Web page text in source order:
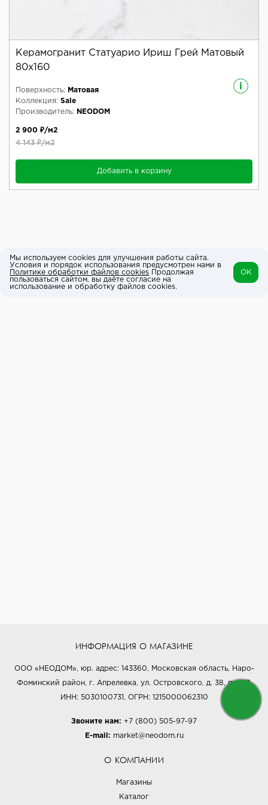
Керамогранит Статуарио Ириш Грей Матовый
80x160
i
Поверхность:
Матовая
Коллекция: Sale
Производитель:
NEODOM
2 900 ₽/м2
4 143 ₽/м2
Добавить в корзину
ИНФОРМАЦИЯ О МАГАЗИНЕ
ООО «НЕОДОМ», юр. адрес: 143360, Московская область, Наро-
Фоминский район, г. Апрелевка, ул. Островского, д. 38, пом. 7,
ИНН: 5030100731, ОГРН: 1215000062310
Звоните нам: +7 (800) 505-97-97
E-mail: market@neodom.ru
О КОМПАНИИ
Магазины
Каталог
Мы используем cookies для улучшения работы сайта.
Условия и порядок использования предусмотрен нами в
Политике обработки файлов cookies Продолжая
пользоваться сайтом, вы даёте согласие на
использование и обработку файлов cookies.
OK